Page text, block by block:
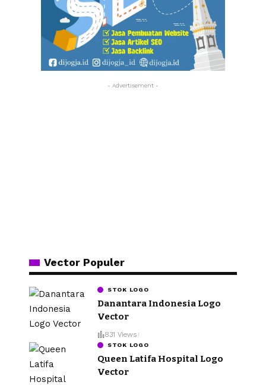
- Advertisement -
Vector Populer
STOK LOGO
Danantara Indonesia Logo
Vector
831 Views
STOK LOGO
Queen Latifa Hospital Logo
Vector